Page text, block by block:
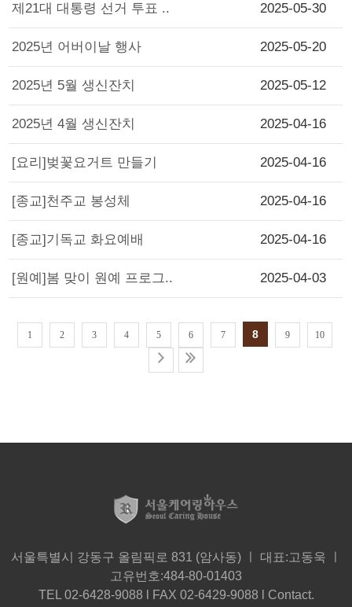
제21대 대통령 선거 투표 .. 2025-05-30
2025년 어버이날 행사 2025-05-20
2025년 5월 생신잔치 2025-05-12
2025년 4월 생신잔치 2025-04-16
[요리]벚꽃요거트 만들기 2025-04-16
[종교]천주교 봉성체 2025-04-16
[종교]기독교 화요예배 2025-04-16
[원예]봄 맞이 원예 프로그.. 2025-04-03
1 2 3 4 5 6 7 8 9 10
서울특별시 강동구 올림픽로 831 (암사동) ㅣ 대표:고동욱 ㅣ
고유번호:484-80-01403
TEL 02-6428-9088 l FAX 02-6429-9088 l Contact.